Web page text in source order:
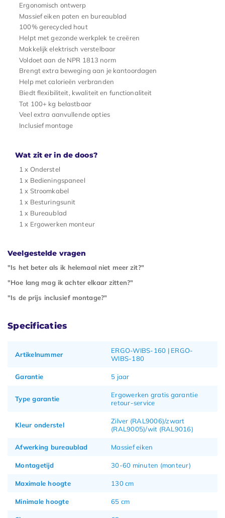
Ergonomisch ontwerp
Massief eiken poten en bureaublad
100% gerecycled hout
Helpt met gezonde werkplek te creëren
Makkelijk elektrisch verstelbaar
Voldoet aan de NPR 1813 norm
Brengt extra beweging aan je kantoordagen
Help met calorieën verbranden
Biedt flexibiliteit, kwaliteit en functionaliteit
Tot 100+ kg belastbaar
Veel extra aanvullende opties
Inclusief montage
Wat zit er in de doos?
1 x Onderstel
1 x Bedieningspaneel
1 x Stroomkabel
1 x Besturingsunit
1 x Bureaublad
1 x Ergowerken monteur
Veelgestelde vragen
"Is het beter als ik helemaal niet meer zit?"
"Hoe lang mag ik achter elkaar zitten?"
"Is de prijs inclusief montage?"
Specificaties
Artikelnummer
ERGO-WIBS-160 | ERGO-
WIBS-180
Garantie 5 jaar
Type garantie
Ergowerken gratis garantie
retour-service
Kleur onderstel
Zilver (RAL9006)/zwart
(RAL9005)/wit (RAL9016)
Afwerking bureaublad Massief eiken
Montagetijd 30-60 minuten (monteur)
Maximale hoogte 130 cm
Minimale hoogte 65 cm